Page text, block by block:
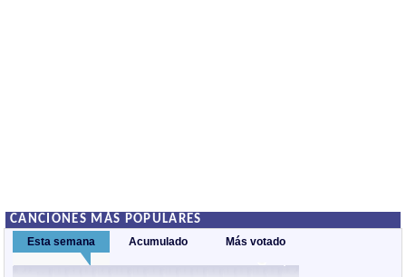
CANCIONES MÁS POPULARES
Esta semana Acumulado Más votado